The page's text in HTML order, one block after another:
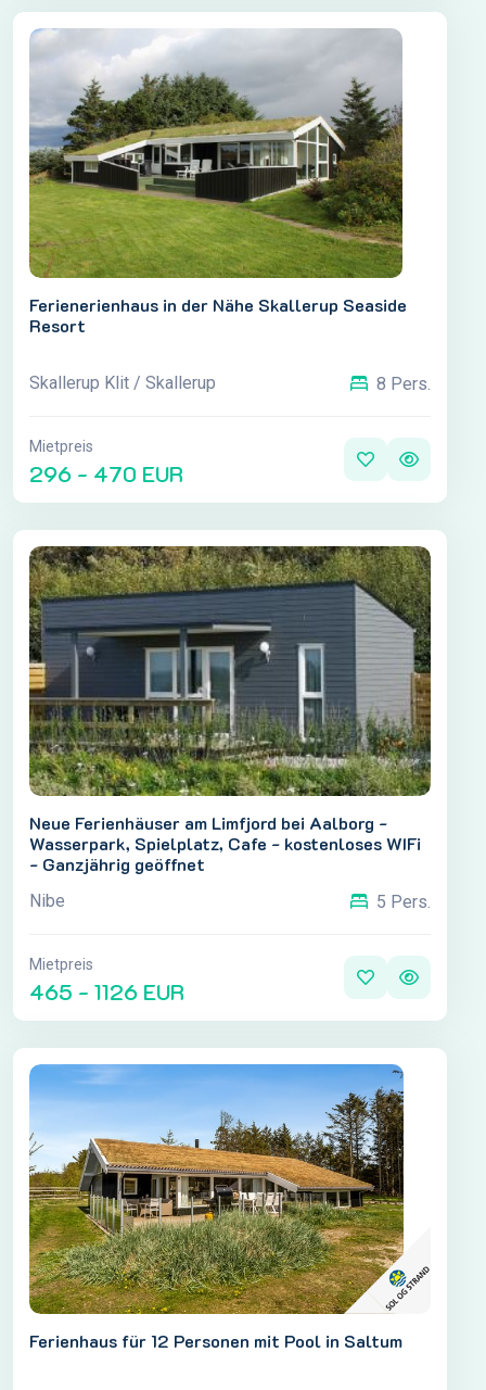
Ferienerienhaus in der Nähe Skallerup Seaside
Resort
Skallerup Klit / Skallerup 8 Pers.
Mietpreis
296 - 470 EUR
Neue Ferienhäuser am Limfjord bei Aalborg -
Wasserpark, Spielplatz, Cafe - kostenloses WIFi
- Ganzjährig geöffnet
Nibe 5 Pers.
Mietpreis
465 - 1126 EUR
Ferienhaus für 12 Personen mit Pool in Saltum